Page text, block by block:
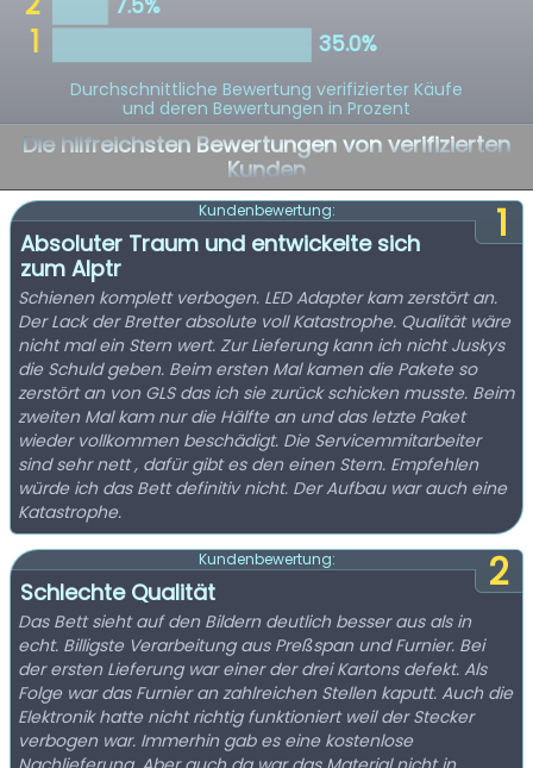
Durchschnittliche Bewertung verifizierter Käufe
und deren Bewertungen in Prozent
Die hilfreichsten Bewertungen von verifizierten
Kunden
1
Kundenbewertung:
Absoluter Traum und entwickelte sich
zum Alptr
Schienen komplett verbogen. LED Adapter kam zerstört an.
Der Lack der Bretter absolute voll Katastrophe. Qualität wäre
nicht mal ein Stern wert. Zur Lieferung kann ich nicht Juskys
die Schuld geben. Beim ersten Mal kamen die Pakete so
zerstört an von GLS das ich sie zurück schicken musste. Beim
zweiten Mal kam nur die Hälfte an und das letzte Paket
wieder vollkommen beschädigt. Die Servicemmitarbeiter
sind sehr nett , dafür gibt es den einen Stern. Empfehlen
würde ich das Bett definitiv nicht. Der Aufbau war auch eine
Katastrophe.
2
Kundenbewertung:
Schlechte Qualität
Das Bett sieht auf den Bildern deutlich besser aus als in
echt. Billigste Verarbeitung aus Preßspan und Furnier. Bei
der ersten Lieferung war einer der drei Kartons defekt. Als
Folge war das Furnier an zahlreichen Stellen kaputt. Auch die
Elektronik hatte nicht richtig funktioniert weil der Stecker
verbogen war. Immerhin gab es eine kostenlose